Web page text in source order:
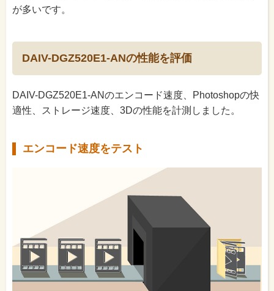
が多いです。
DAIV-DGZ520E1-ANの性能を評価
DAIV-DGZ520E1-ANのエンコード速度、Photoshopの快
適性、ストレージ速度、3Dの性能を計測しました。
エンコード速度をテスト